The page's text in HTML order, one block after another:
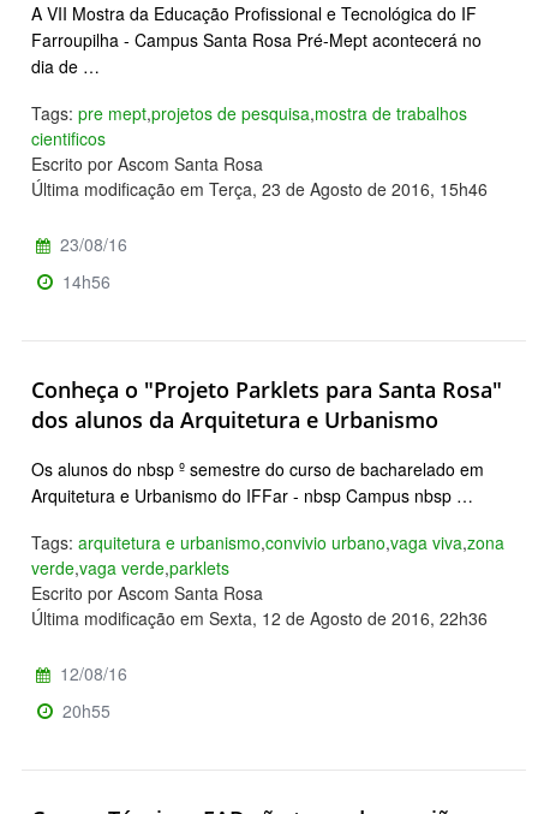
A VII Mostra da Educação Profissional e Tecnológica do IF
Farroupilha - Campus Santa Rosa Pré-Mept acontecerá no
dia de …
Tags: pre mept,projetos de pesquisa,mostra de trabalhos
cientificos
Escrito por Ascom Santa Rosa
Última modificação em Terça, 23 de Agosto de 2016, 15h46
23/08/16
14h56
Conheça o "Projeto Parklets para Santa Rosa"
dos alunos da Arquitetura e Urbanismo
Os alunos do nbsp º semestre do curso de bacharelado em
Arquitetura e Urbanismo do IFFar - nbsp Campus nbsp …
Tags: arquitetura e urbanismo,convivio urbano,vaga viva,zona
verde,vaga verde,parklets
Escrito por Ascom Santa Rosa
Última modificação em Sexta, 12 de Agosto de 2016, 22h36
12/08/16
20h55